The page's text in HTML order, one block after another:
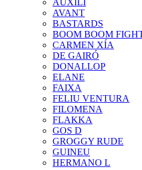
AUXILI
AVANT
BASTARDS
BOOM BOOM
CARMEN XÍA
DE GAIRÓ
DONALLOP
ELANE
FAIXA
FELIU VENTURA
FILOMENA
FLAKKA
GOS D
GROGGY RUDE
GUINEU
HERMANO L